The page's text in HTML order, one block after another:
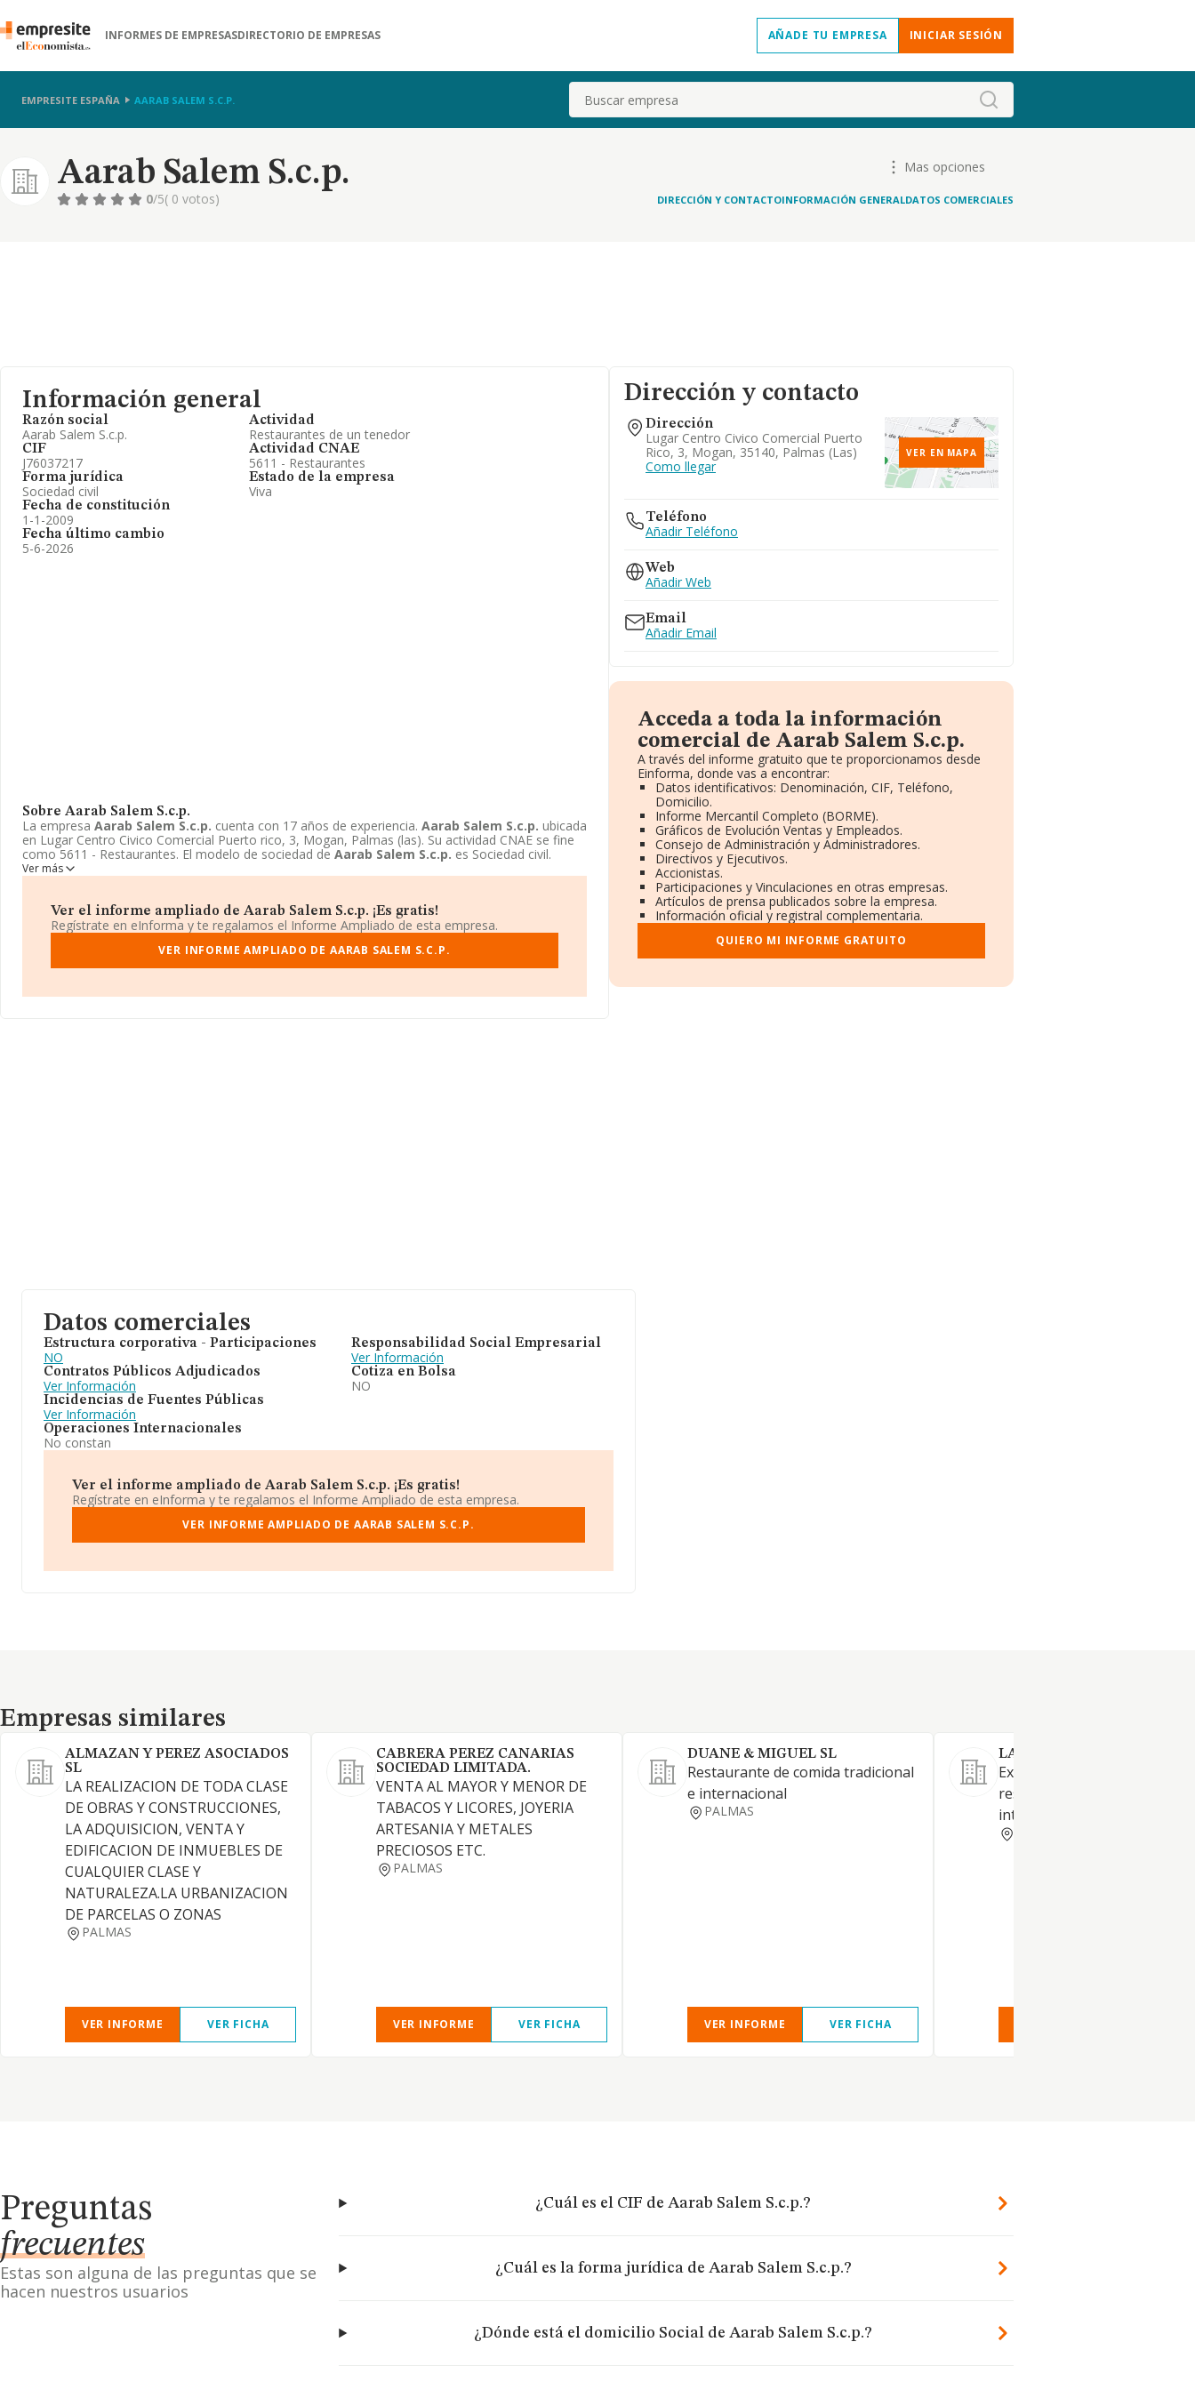
INFORMES DE EMPRESASDIRECTORIO DE EMPRESAS AÑADE TU EMPRESA INICIAR SESIÓN
EMPRESITE ESPAÑA AARAB SALEM S.C.P. Buscar
Aarab Salem S.c.p.
Mas opciones
0/5( 0 votos) DIRECCIÓN Y CONTACTOINFORMACIÓN GENERALDATOS COMERCIALES
Información general
Razón social
Aarab Salem S.c.p.
CIF
J76037217
Forma jurídica
Sociedad civil
Fecha de constitución
1-1-2009
Fecha último cambio
5-6-2026
Actividad
Restaurantes de un tenedor
Actividad CNAE
5611 - Restaurantes
Estado de la empresa
Viva
Sobre Aarab Salem S.c.p.
La empresa Aarab Salem S.c.p. cuenta con 17 años de experiencia. Aarab Salem S.c.p. ubicada
en Lugar Centro Civico Comercial Puerto rico, 3, Mogan, Palmas (las). Su actividad CNAE se fine
como 5611 - Restaurantes. El modelo de sociedad de Aarab Salem S.c.p. es Sociedad civil.
Ver más
Ver el informe ampliado de Aarab Salem S.c.p. ¡Es gratis!
Regístrate en eInforma y te regalamos el Informe Ampliado de esta empresa.
VER INFORME AMPLIADO DE AARAB SALEM S.C.P.
Dirección y contacto
Dirección
Lugar Centro Civico Comercial Puerto
Rico, 3, Mogan, 35140, Palmas (las)
Como llegar
VER EN MAPA
Teléfono
Añadir Teléfono
Web
Añadir Web
Email
Añadir Email
Acceda a toda la información
comercial de Aarab Salem S.c.p.
A través del informe gratuito que te proporcionamos desde
Einforma, donde vas a encontrar:
Datos identificativos: Denominación, CIF, Teléfono,
Domicilio.
Informe Mercantil Completo (BORME).
Gráficos de Evolución Ventas y Empleados.
Consejo de Administración y Administradores.
Directivos y Ejecutivos.
Accionistas.
Participaciones y Vinculaciones en otras empresas.
Artículos de prensa publicados sobre la empresa.
Información oficial y registral complementaria.
QUIERO MI INFORME GRATUITO
Datos comerciales
Estructura corporativa - Participaciones
NO
Contratos Públicos Adjudicados
Ver Información
Incidencias de Fuentes Públicas
Ver Información
Operaciones Internacionales
No constan
Responsabilidad Social Empresarial
Ver Información
Cotiza en Bolsa
NO
Ver el informe ampliado de Aarab Salem S.c.p. ¡Es gratis!
Regístrate en eInforma y te regalamos el Informe Ampliado de esta empresa.
VER INFORME AMPLIADO DE AARAB SALEM S.C.P.
Empresas similares
Empresas similares
ALMAZAN Y PEREZ ASOCIADOS
SL
LA REALIZACION DE TODA CLASE
DE OBRAS Y CONSTRUCCIONES,
LA ADQUISICION, VENTA Y
EDIFICACION DE INMUEBLES DE
CUALQUIER CLASE Y
NATURALEZA.LA URBANIZACION
DE PARCELAS O ZONAS
PALMAS
VER INFORME VER FICHA
CABRERA PEREZ CANARIAS
SOCIEDAD LIMITADA.
VENTA AL MAYOR Y MENOR DE
TABACOS Y LICORES, JOYERIA
ARTESANIA Y METALES
PRECIOSOS ETC.
PALMAS
VER INFORME VER FICHA
DUANE & MIGUEL SL
Restaurante de comida tradicional
e internacional
PALMAS
VER INFORME VER FICHA
LA TAPITA LOS JOSES'S SL
Explotación y gestión de
restaurante de comida
internacional, canaria y
Preguntas
frecuentes
Estas son alguna de las preguntas que se
hacen nuestros usuarios
¿Cuál es el CIF de Aarab Salem S.c.p.?
¿Cuál es la forma jurídica de Aarab Salem S.c.p.?
¿Dónde está el domicilio Social de Aarab Salem S.c.p.?